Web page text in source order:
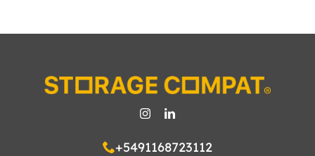
+5491168723112